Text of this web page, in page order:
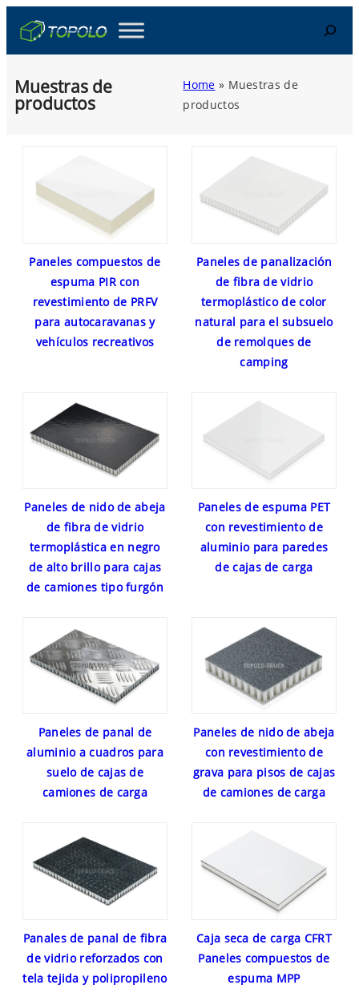
content
Search
Muestras de
productos
Home » Muestras de
productos
Paneles compuestos de
espuma PIR con
revestimiento de PRFV
para autocaravanas y
vehículos recreativos
Paneles de panalización
de fibra de vidrio
termoplástico de color
natural para el subsuelo
de remolques de
camping
Paneles de nido de abeja
de fibra de vidrio
termoplástica en negro
de alto brillo para cajas
de camiones tipo furgón
Paneles de espuma PET
con revestimiento de
aluminio para paredes
de cajas de carga
Paneles de panal de
aluminio a cuadros para
suelo de cajas de
camiones de carga
Paneles de nido de abeja
con revestimiento de
grava para pisos de cajas
de camiones de carga
Panales de panal de fibra
de vidrio reforzados con
tela tejida y polipropileno
Caja seca de carga CFRT
Paneles compuestos de
espuma MPP